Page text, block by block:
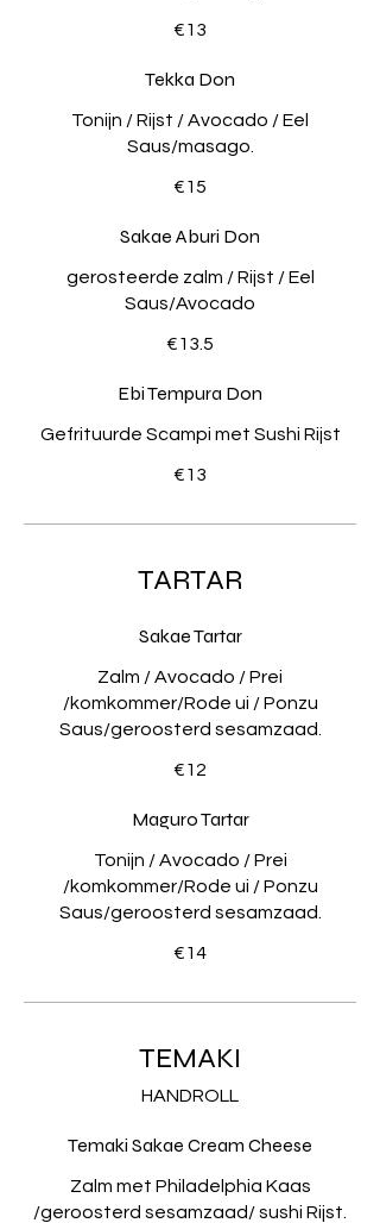
€13
Tekka Don
Tonijn / Rijst / Avocado / Eel
Saus/masago.
€15
Sakae Aburi Don
gerosteerde zalm / Rijst / Eel
Saus/Avocado
€13.5
Ebi Tempura Don
Gefrituurde Scampi met Sushi Rijst
€13
TARTAR
Sakae Tartar
Zalm / Avocado / Prei
/komkommer/Rode ui / Ponzu
Saus/geroosterd sesamzaad.
€12
Maguro Tartar
Tonijn / Avocado / Prei
/komkommer/Rode ui / Ponzu
Saus/geroosterd sesamzaad.
€14
TEMAKI
HANDROLL
Temaki Sakae Cream Cheese
Zalm met Philadelphia Kaas
/geroosterd sesamzaad/ sushi Rijst.